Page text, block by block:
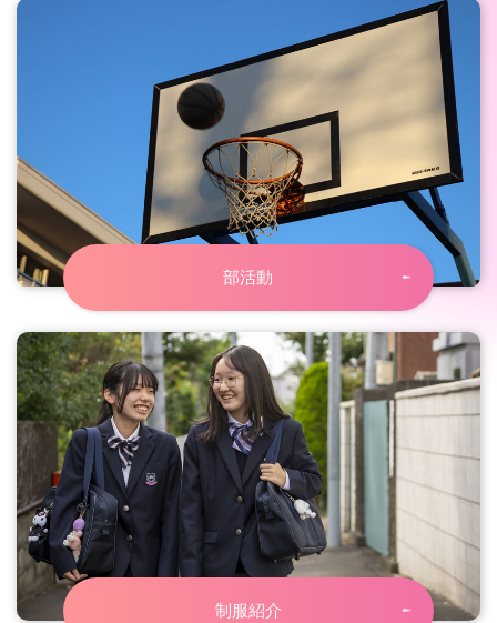
部活動
制服紹介